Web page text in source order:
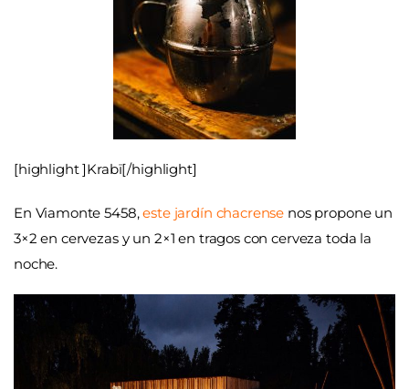
[highlight ]Krabï[/highlight]
En Viamonte 5458,este jardín chacrense nos propone un
3×2 en cervezas y un 2×1 en tragos con cerveza toda la
noche.